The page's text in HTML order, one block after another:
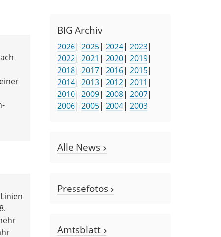
BIG Archiv
2026| 2025| 2024| 2023|
2022| 2021 | 2020| 2019|
2018| 2017| 2016| 2015|
2014| 2013| 2012| 2011 |
2010| 2009| 2008| 2007|
2006| 2005| 2004| 2003
Alle News
Pressefotos
Amtsblatt